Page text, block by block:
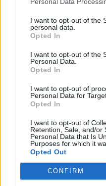
I want to opt-out of the
personal data.
Opted In
I want to opt-out of the
Personal Data.
Opted In
I want to opt-out of
Personal Data for
Opted In
I want to opt-out of
Retention, Sale, and/or
Personal Data that Is
Purposes for which it
Opted Out
CONFIRM